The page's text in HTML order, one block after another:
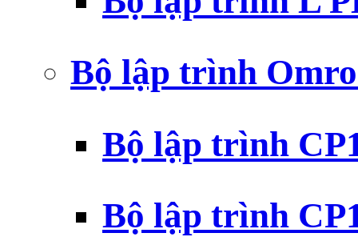
Bộ lập trình
Bộ lập trình
Bộ lập trình